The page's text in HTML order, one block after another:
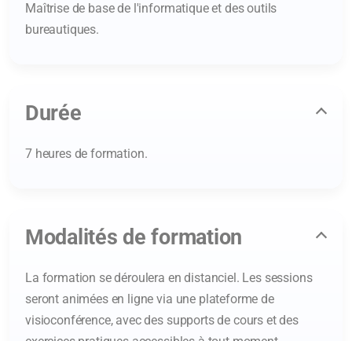
Maîtrise de base de l'informatique et des outils
bureautiques.
Durée
7 heures de formation.
Modalités de formation
La formation se déroulera en distanciel. Les sessions
seront animées en ligne via une plateforme de
visioconférence, avec des supports de cours et des